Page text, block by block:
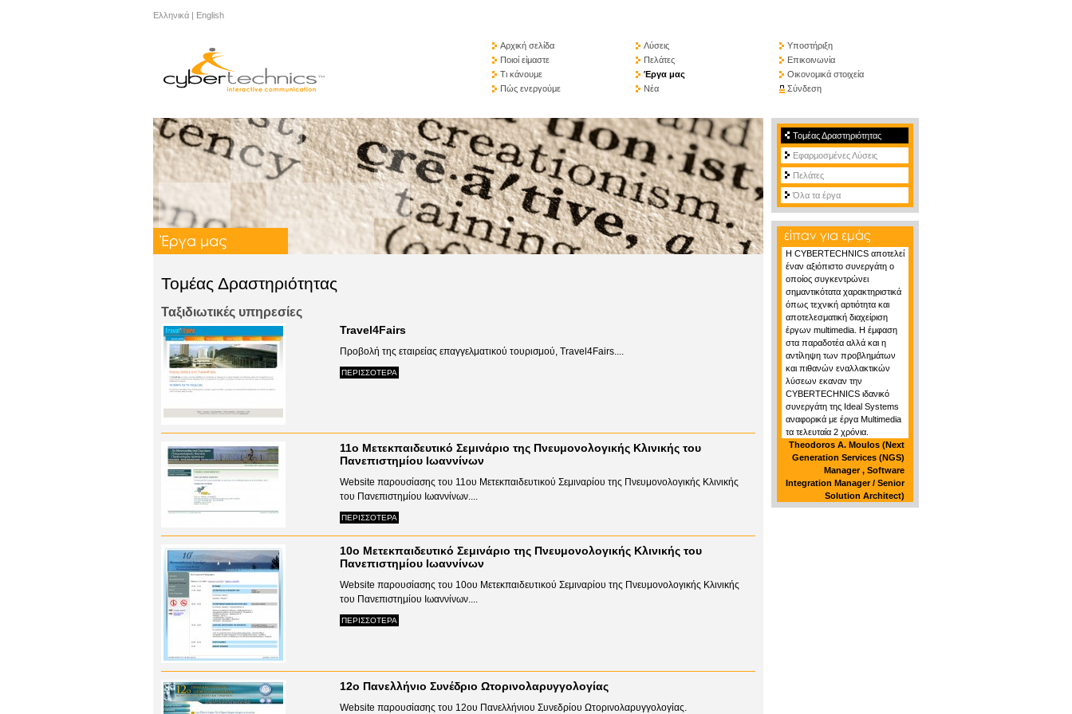
Ελληνικά | English
Αρχική σελίδα
Ποιοί είμαστε
Τι κάνουμε
Πώς ενεργούμε
Λύσεις
Πελάτες
Έργα μας
Νέα
Υποστήριξη
Επικοινωνία
Οικονομικά στοιχεία
Σύνδεση
Τομέας Δραστηριότητας
Ταξιδιωτικές υπηρεσίες
Travel4Fairs
Προβολή της εταιρείας επαγγελματικού τουρισμού, Travel4Fairs....
ΠΕΡΙΣΣΟΤΕΡΑ
11ο Μετεκπαιδευτικό Σεμινάριο της Πνευμονολογικής Κλινικής του
Πανεπιστημίου Ιωαννίνων
Website παρουσίασης του 11ου Μετεκπαιδευτικού Σεμιναρίου της Πνευμονολογικής Κλινικής
του Πανεπιστημίου Ιωαννίνων....
ΠΕΡΙΣΣΟΤΕΡΑ
10ο Μετεκπαιδευτικό Σεμινάριο της Πνευμονολογικής Κλινικής του
Πανεπιστημίου Ιωαννίνων
Website παρουσίασης του 10ου Μετεκπαιδευτικού Σεμιναρίου της Πνευμονολογικής Κλινικής
του Πανεπιστημίου Ιωαννίνων....
ΠΕΡΙΣΣΟΤΕΡΑ
12ο Πανελλήνιο Συνέδριο Ωτορινολαρυγγολογίας
Website παρουσίασης του 12ου Πανελλήνιου Συνεδρίου Ωτορινολαρυγγολογίας.
Τομέας Δραστηριότητας
Εφαρμοσμένες Λύσεις
Πελάτες
Όλα τα έργα
H CYBERTECHNICS αποτελεί
έναν αξιόπιστο συνεργάτη ο
οποίος συγκεντρώνει
σημαντικότατα χαρακτηριστικά
όπως τεχνική αρτιότητα και
αποτελεσματική διαχείριση
έργων multimedia. H έμφαση
στα παραδοτέα αλλά και η
αντίληψη των προβλημάτων
και πιθανών εναλλακτικών
λύσεων εκαναν την
CYBERTECHNICS ιδανικό
συνεργάτη της Ideal Systems
αναφορικά με έργα Multimedia
τα τελευταία 2 χρόνια.
Theodoros A. Moulos (Next
Generation Services (NGS)
Manager , Software
Integration Manager / Senior
Solution Architect)